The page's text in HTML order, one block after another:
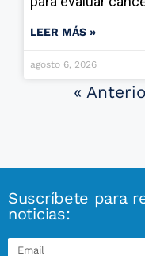
LEER MÁS »
agosto 6, 2026
«
Suscríbete para
noticias: